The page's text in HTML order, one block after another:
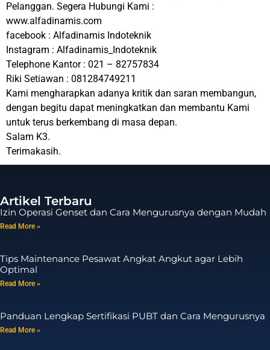
Pelanggan. Segera Hubungi Kami :
www.alfadinamis.com
facebook : Alfadinamis Indoteknik
Instagram : Alfadinamis_Indoteknik
Telephone Kantor : 021 – 82757834
Riki Setiawan : 081284749211
Kami mengharapkan adanya kritik dan saran membangun,
dengan begitu dapat meningkatkan dan membantu Kami
untuk terus berkembang di masa depan.
Salam K3.
Terimakasih.
Artikel Terbaru
Izin Operasi Genset dan Cara Mengurusnya dengan Mudah
Read More »
Tips Maintenance Pesawat Angkat Angkut agar Lebih
Optimal
Read More »
Panduan Lengkap Sertifikasi PUBT dan Cara Mengurusnya
Read More »